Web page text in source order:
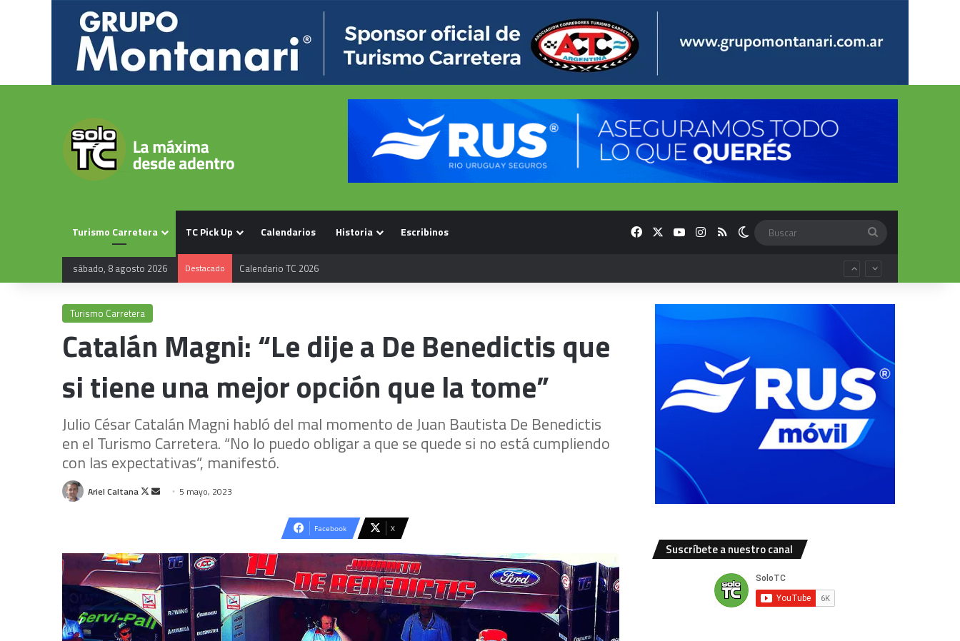
Turismo Carretera TC Pick Up Calendarios Historia Escribinos FacebookYouTubeInstagram
RSS Switch skin
sábado, 8 agosto 2026 Destacado Calendario TC 2026
Turismo Carretera
Catalán Magni: “Le dije a De Benedictis que
si tiene una mejor opción que la tome”
Julio César Catalán Magni habló del mal momento de Juan Bautista De Benedictis
en el Turismo Carretera. “No lo puedo obligar a que se quede si no está cumpliendo
con las expectativas”, manifestó.
Ariel Caltana
Follow
Send 5 mayo, 2023
Facebook X
Suscríbete a nuestro canal